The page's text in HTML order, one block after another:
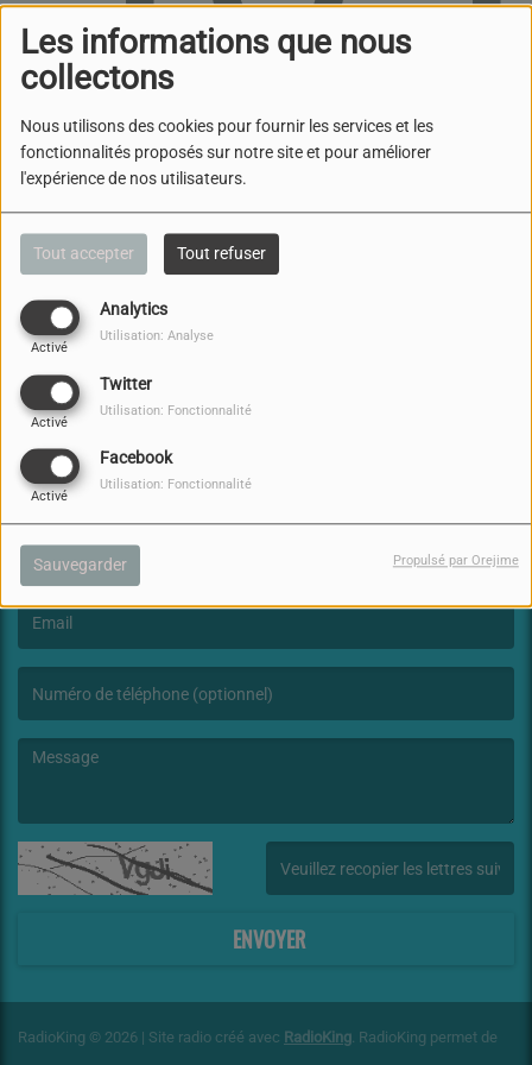
Les informations que nous
collectons
Nous utilisons des cookies pour fournir les services et les
fonctionnalités proposés sur notre site et pour améliorer
l'expérience de nos utilisateurs.
Tout accepter Tout refuser
Analytics
Activé
Utilisation: Analyse
Twitter
Activé
Utilisation: Fonctionnalité
Facebook
Activé
Utilisation: Fonctionnalité
Sauvegarder Propulsé par Orejime
Oups, vous avez
rencontré une erreur.
Il semble que la page que vous recherchez n’existe
NOUS CONTACTER
(Le nom est obligatoire. )
ENVOYER
RadioKing © 2026 | Site radio créé avec RadioKing. RadioKing permet de